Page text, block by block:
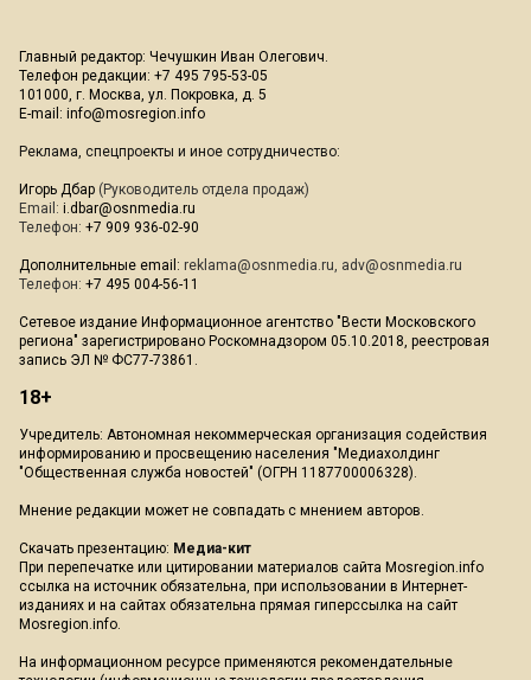
Главный редактор: Чечушкин Иван Олегович.
Телефон редакции: +7 495 795-53-05
101000, г. Москва, ул. Покровка, д. 5
E-mail: info@mosregion.info
Реклама, спецпроекты и иное сотрудничество:
Игорь Дбар (Руководитель отдела продаж)
Email: i.dbar@osnmedia.ru
Телефон: +7 909 936-02-90
Дополнительные email: reklama@osnmedia.ru, adv@osnmedia.ru
Телефон: +7 495 004-56-11
Сетевое издание Информационное агентство "Вести Московского
региона" зарегистрировано Роскомнадзором 05.10.2018, реестровая
запись ЭЛ № ФС77-73861.
18+
Учредитель: Автономная некоммерческая организация содействия
информированию и просвещению населения "Медиахолдинг
"Общественная служба новостей" (ОГРН 1187700006328).
Мнение редакции может не совпадать с мнением авторов.
Скачать презентацию: Медиа-кит
При перепечатке или цитировании материалов сайта Mosregion.info
ссылка на источник обязательна, при использовании в Интернет-
изданиях и на сайтах обязательна прямая гиперссылка на сайт
Mosregion.info.
На информационном ресурсе применяются рекомендательные